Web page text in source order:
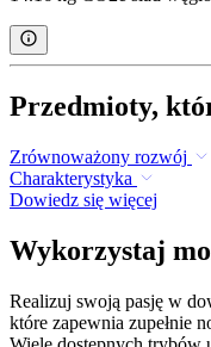
Przedmioty,
Zrównoważony rozwój
Charakterystyka
Dowiedz się więcej
Wykorzystaj
Realizuj swoją pasję w
które zapewnia zupełnie